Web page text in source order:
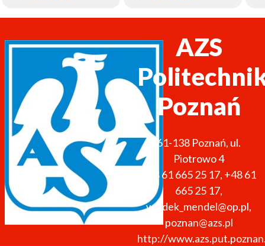
AZS
Poznań
61-138 Poznań, ul.
Piotrowo 4
+48 61 665 25 17, +48 61
665 25 17,
waldek_mendel@op.pl,
poznan@azs.pl
http://